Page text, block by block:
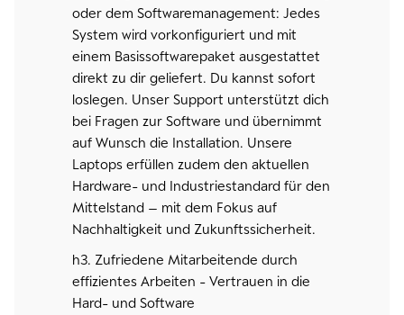
oder dem Softwaremanagement: Jedes
System wird vorkonfiguriert und mit
einem Basissoftwarepaket ausgestattet
direkt zu dir geliefert. Du kannst sofort
loslegen. Unser Support unterstützt dich
bei Fragen zur Software und übernimmt
auf Wunsch die Installation. Unsere
Laptops erfüllen zudem den aktuellen
Hardware- und Industriestandard für den
Mittelstand – mit dem Fokus auf
Nachhaltigkeit und Zukunftssicherheit.
h3. Zufriedene Mitarbeitende durch
effizientes Arbeiten - Vertrauen in die
Hard- und Software